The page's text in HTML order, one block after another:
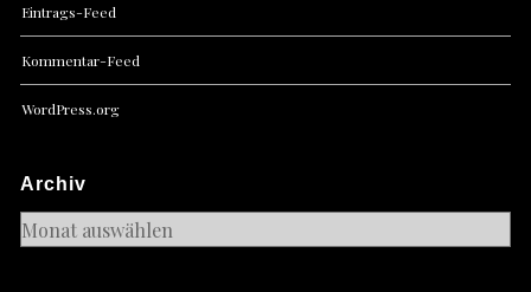
Eintrags-Feed
Kommentar-Feed
WordPress.org
Archiv
Archiv